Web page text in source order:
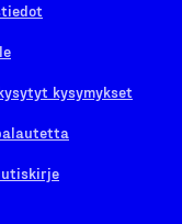
kysymykset